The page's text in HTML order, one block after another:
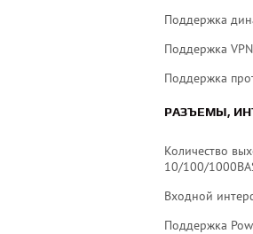
Поддержка
Поддержка VPN
Поддержка
РАЗЪЕМЫ,
Количество
10/100/
Входной
Поддержка